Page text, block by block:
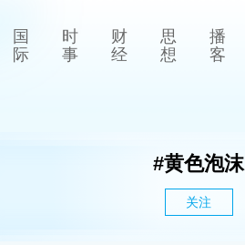
国
际
时
事
财
经
思
想
播
客
#黄色泡沫
关注